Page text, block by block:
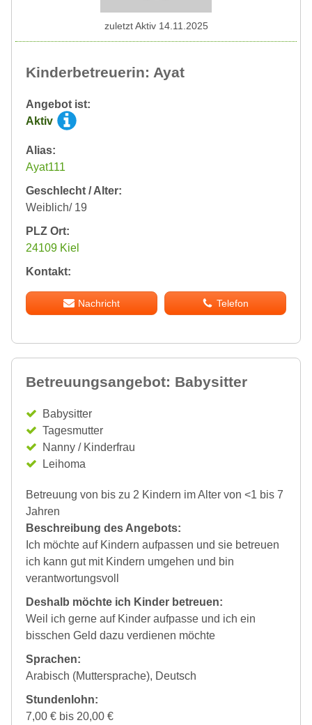
Kinderbetreuerin: Ayat
Angebot ist:
Aktiv
Alias:
Ayat111
Geschlecht / Alter:
Weiblich/ 19
PLZ Ort:
24109 Kiel
Kontakt:
Nachricht Telefon
zuletzt Aktiv 14.11.2025
Betreuungsangebot: Babysitter
Babysitter
Tagesmutter
Nanny / Kinderfrau
Leihoma
Betreuung von bis zu 2 Kindern im Alter von <1 bis 7
Jahren
Beschreibung des Angebots:
Ich möchte auf Kindern aufpassen und sie betreuen
ich kann gut mit Kindern umgehen und bin
verantwortungsvoll
Deshalb möchte ich Kinder betreuen:
Weil ich gerne auf Kinder aufpasse und ich ein
bisschen Geld dazu verdienen möchte
Sprachen:
Arabisch (Muttersprache), Deutsch
Stundenlohn:
7,00 € bis 20,00 €